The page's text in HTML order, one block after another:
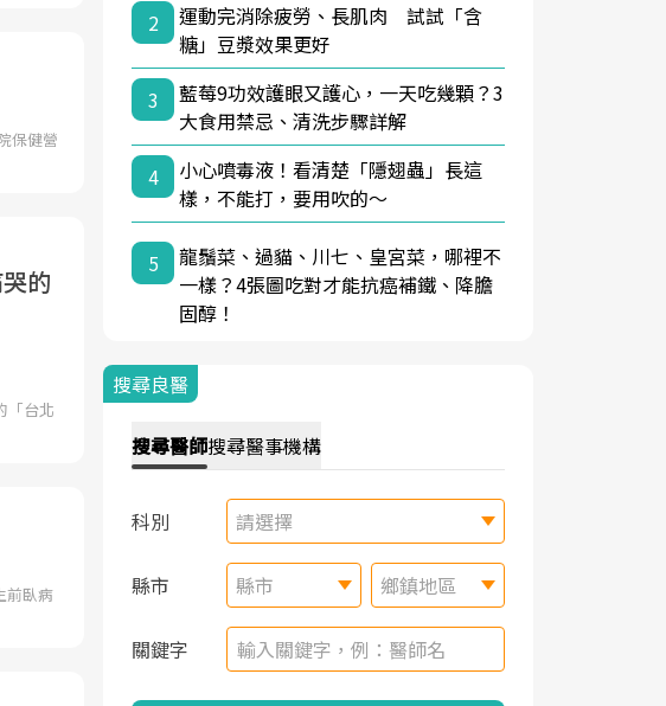
保健營
的
「台北
前臥病
2
運動完消除疲勞、長肌肉 試試「含
糖」豆漿效果更好
3
藍莓9功效護眼又護心，一天吃幾顆？3
大食用禁忌、清洗步驟詳解
4
小心噴毒液！看清楚「隱翅蟲」長這
樣，不能打，要用吹的～
5
龍鬚菜、過貓、川七、皇宮菜，哪裡不
一樣？4張圖吃對才能抗癌補鐵、降膽
固醇！
搜尋良醫
搜尋醫師搜尋醫事機構
科別 請選擇
縣市 縣市 鄉鎮地區
關鍵字